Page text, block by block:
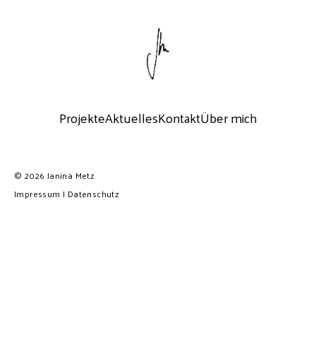
ProjekteAktuellesKontaktÜber mich
No posts found for your tag,
© 2026 Janina Metz
Impressum I Datenschutz